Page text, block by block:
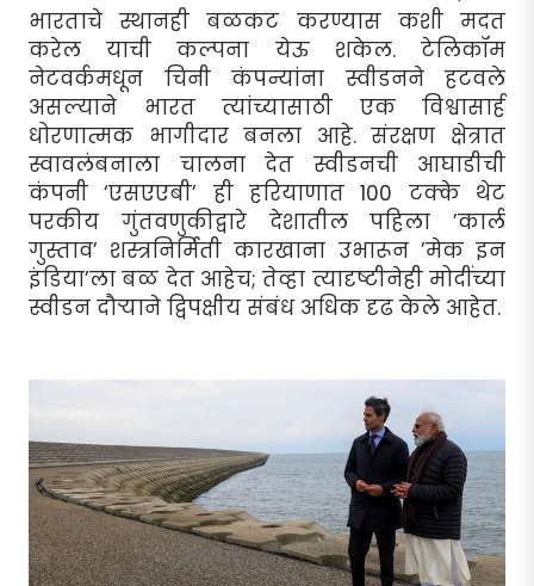
भारताचे स्थानही बळकट करण्यास कशी मदत
करेल याची कल्पना येऊ शकेल. टेलिकॉम
नेटवर्कमधून चिनी कंपन्यांना स्वीडनने हटवले
असल्याने भारत त्यांच्यासाठी एक विश्वासार्ह
धोरणात्मक भागीदार बनला आहे. संरक्षण क्षेत्रात
स्वावलंबनाला चालना देत स्वीडनची आघाडीची
कंपनी ‘एसएएबी’ ही हरियाणात 100 टक्के थेट
परकीय गुंतवणुकीद्वारे देशातील पहिला ’कार्ल
गुस्ताव’ शस्त्रनिर्मिती कारखाना उभारून ’मेक इन
इंडिया’ला बळ देत आहेच; तेव्हा त्यादृष्टीनेही मोदींच्या
स्वीडन दौर्‍याने द्विपक्षीय संबंध अधिक दृढ केले आहेत.